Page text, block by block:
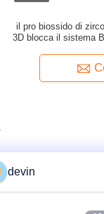
il pro biossido di
3D blocca il sistema
devin